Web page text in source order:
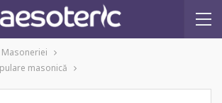
masonică